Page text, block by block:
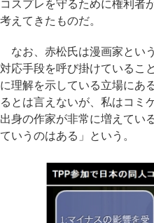
コスプレを守るために権利者
考えてきたものだ。
なお、赤松氏は漫画家とい
対応手段を呼び掛けているこ
に理解を示している立場にあ
るとは言えないが、私はコミ
出身の作家が非常に増えてい
ていうのはある」という。